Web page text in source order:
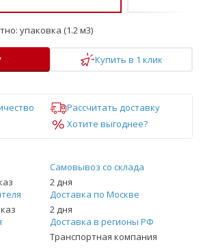
упаковка (1.2 м3)
Купить в 1 клик
Рассчитать доставку
Хотите выгоднее?
Самовывоз со склада
2 дня
Доставка по Москве
2 дня
Доставка в регионы РФ
Транспортная компания